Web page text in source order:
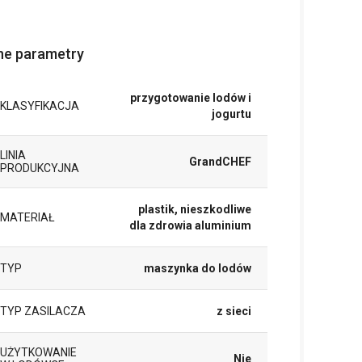
parametry
KLASYFIKACJA
przygotowanie lodów i
jogurtu
LINIA
PRODUKCYJNA
GrandCHEF
MATERIAŁ
plastik, nieszkodliwe
dla zdrowia aluminium
TYP maszynka do lodów
TYP ZASILACZA z sieci
UŻYTKOWANIE
Nie